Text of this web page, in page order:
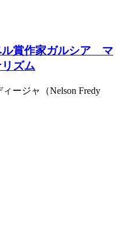
賞作家ガルシア゠マ
ズム
ージャ（Nelson Fredy